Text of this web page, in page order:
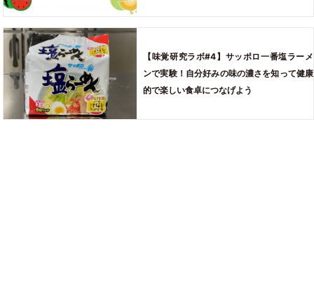
【味覚研究ラボ#4】サッポロ一番塩ラーメ
ンで実験！自分好みの味の濃さを知って健康
的で楽しい食卓につなげよう